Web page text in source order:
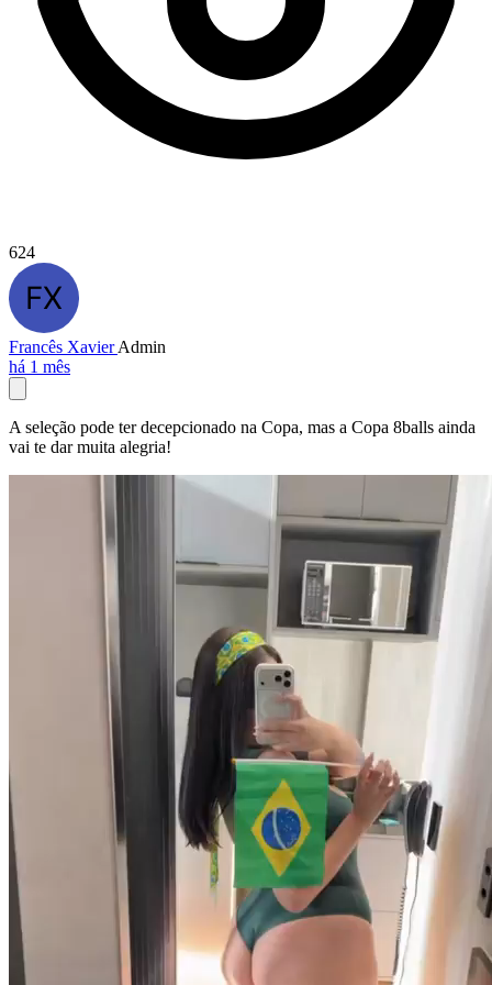
624
Francês XavierAdmin
há 1 mês
A seleção pode ter decepcionado na Copa, mas a Copa 8balls ainda
vai te dar muita alegria!